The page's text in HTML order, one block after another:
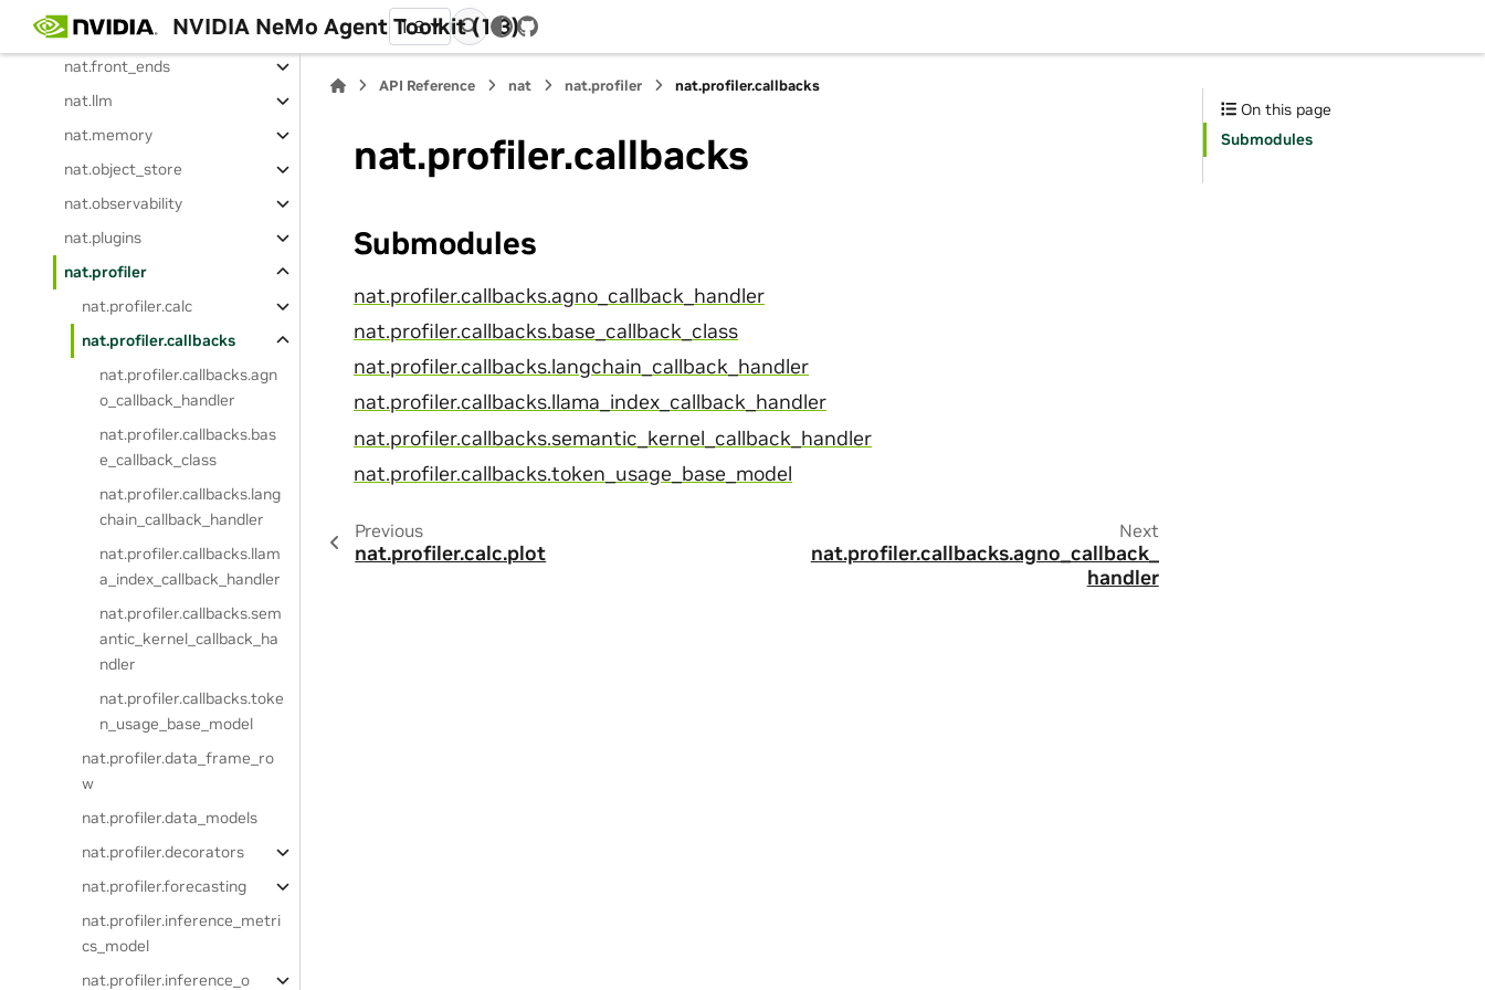
NVIDIA NeMo Agent Toolkit (1.3)
1.3
GitHub
nat.experimental
nat.front_ends
nat.llm
nat.memory
nat.object_store
nat.observability
nat.plugins
nat.profiler
nat.profiler.calc
nat.profiler.callbacks
nat.profiler.callbacks.agn
o_callback_handler
nat.profiler.callbacks.bas
e_callback_class
nat.profiler.callbacks.lang
chain_callback_handler
nat.profiler.callbacks.llam
a_index_callback_handler
nat.profiler.callbacks.sem
antic_kernel_callback_ha
ndler
nat.profiler.callbacks.toke
n_usage_base_model
nat.profiler.data_frame_ro
w
nat.profiler.data_models
nat.profiler.decorators
nat.profiler.forecasting
nat.profiler.inference_metri
cs_model
nat.profiler.inference_o
API Reference nat nat.profiler nat.profiler.callbacks
nat.profiler.callbacks
Submodules
nat.profiler.callbacks.agno_callback_handler
nat.profiler.callbacks.base_callback_class
nat.profiler.callbacks.langchain_callback_handler
nat.profiler.callbacks.llama_index_callback_handler
nat.profiler.callbacks.semantic_kernel_callback_handler
nat.profiler.callbacks.token_usage_base_model
Previous
nat.profiler.calc.plot
Next
nat.profiler.callbacks.agno_callback_
handler
On this page
Submodules